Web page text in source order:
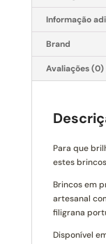
Informação
Brand
Avaliações (0)
Para que
estes
Brincos em
artesanal
filigrana
Disponível